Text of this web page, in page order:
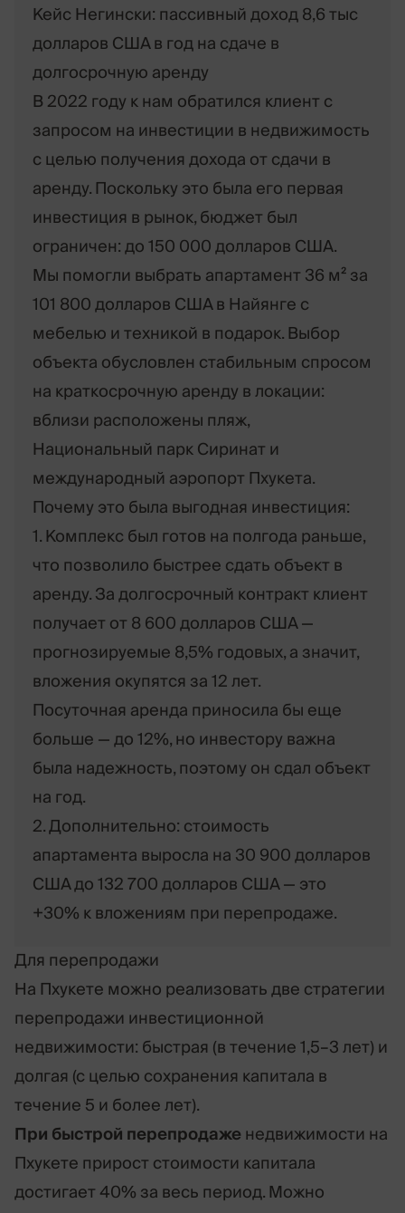
Кейс Негински: пассивный доход 8,6 тыс
долларов США в год на сдаче в
долгосрочную аренду
В 2022 году к нам обратился клиент с
запросом на инвестиции в недвижимость
с целью получения дохода от сдачи в
аренду. Поскольку это была его первая
инвестиция в рынок, бюджет был
ограничен: до 150 000 долларов США.
Мы помогли выбрать апартамент 36 м² за
101 800 долларов США в Найянге с
мебелью и техникой в подарок. Выбор
объекта обусловлен стабильным спросом
на краткосрочную аренду в локации:
вблизи расположены пляж,
Национальный парк Сиринат и
международный аэропорт Пхукета.
Почему это была выгодная инвестиция:
1. Комплекс был готов на полгода раньше,
что позволило быстрее сдать объект в
аренду. За долгосрочный контракт клиент
получает от 8 600 долларов США —
прогнозируемые 8,5% годовых, а значит,
вложения окупятся за 12 лет.
Посуточная аренда приносила бы еще
больше — до 12%, но инвестору важна
была надежность, поэтому он сдал объект
на год.
2. Дополнительно: стоимость
апартамента выросла на 30 900 долларов
США до 132 700 долларов США — это
+30% к вложениям при перепродаже.
Для перепродажи
На Пхукете можно реализовать две стратегии
перепродажи инвестиционной
недвижимости: быстрая (в течение 1,5–3 лет) и
долгая (с целью сохранения капитала в
течение 5 и более лет).
При быстрой перепродаженедвижимости на
Пхукете прирост стоимости капитала
достигает 40% за весь период. Можно